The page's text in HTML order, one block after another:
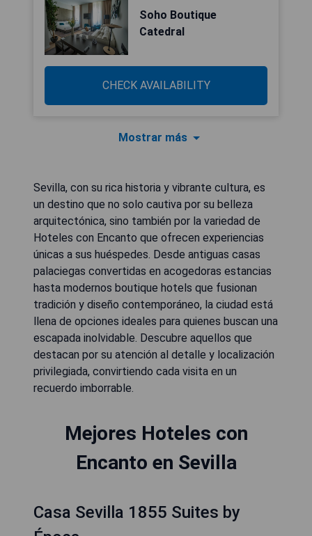
Soho Boutique
Catedral
CHECK AVAILABILITY
Mostrar más
Sevilla, con su rica historia y vibrante cultura, es
un destino que no solo cautiva por su belleza
arquitectónica, sino también por la variedad de
Hoteles con Encanto que ofrecen experiencias
únicas a sus huéspedes. Desde antiguas casas
palaciegas convertidas en acogedoras estancias
hasta modernos boutique hotels que fusionan
tradición y diseño contemporáneo, la ciudad está
llena de opciones ideales para quienes buscan una
escapada inolvidable. Descubre aquellos que
destacan por su atención al detalle y localización
privilegiada, convirtiendo cada visita en un
recuerdo imborrable.
Mejores Hoteles con
Encanto en Sevilla
Casa Sevilla 1855 Suites by